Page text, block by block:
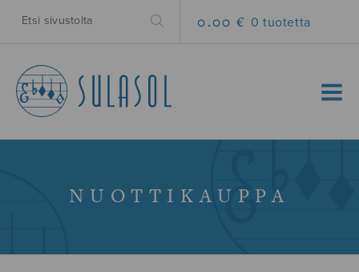
0.00 € 0 tuotetta
MENU
NUOTTIKAUPPA